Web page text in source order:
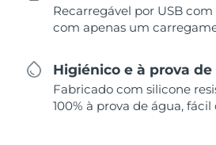
Recarregável por USB
com apenas um
Higiénico e à prova de
Fabricado com silicone
100% à prova de água,